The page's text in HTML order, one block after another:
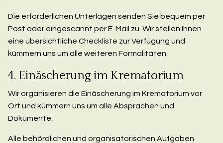
Die erforderlichen Unterlagen senden Sie bequem per
Post oder eingescannt per E-Mail zu. Wir stellen Ihnen
eine übersichtliche Checkliste zur Verfügung und
kümmern uns um alle weiteren Formalitäten.
4. Einäscherung im Krematorium
Wir organisieren die Einäscherung im Krematorium vor
Ort und kümmern uns um alle Absprachen und
Dokumente.
Alle behördlichen und organisatorischen Aufgaben